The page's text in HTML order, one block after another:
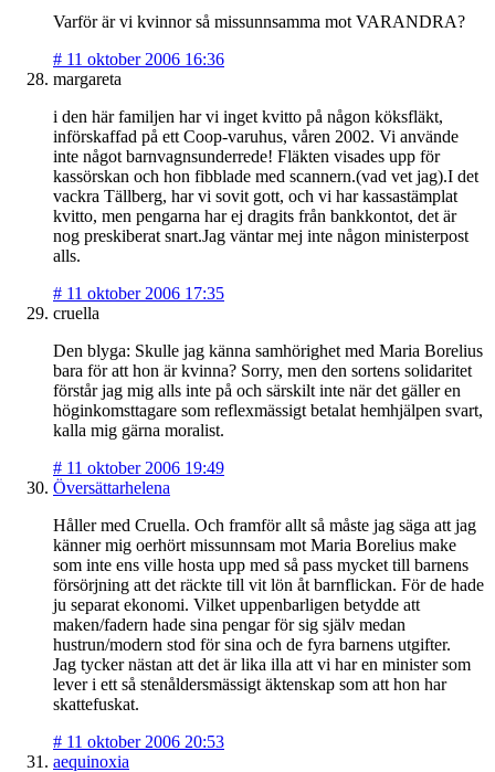
Varför är vi kvinnor så missunnsamma mot VARANDRA?
# 11 oktober 2006 16:36
margareta
i den här familjen har vi inget kvitto på någon köksfläkt,
införskaffad på ett Coop-varuhus, våren 2002. Vi använde
inte något barnvagnsunderrede! Fläkten visades upp för
kassörskan och hon fibblade med scannern.(vad vet jag).I det
vackra Tällberg, har vi sovit gott, och vi har kassastämplat
kvitto, men pengarna har ej dragits från bankkontot, det är
nog preskiberat snart.Jag väntar mej inte någon ministerpost
alls.
# 11 oktober 2006 17:35
cruella
Den blyga: Skulle jag känna samhörighet med Maria Borelius
bara för att hon är kvinna? Sorry, men den sortens solidaritet
förstår jag mig alls inte på och särskilt inte när det gäller en
höginkomsttagare som reflexmässigt betalat hemhjälpen svart,
kalla mig gärna moralist.
# 11 oktober 2006 19:49
Översättarhelena
Håller med Cruella. Och framför allt så måste jag säga att jag
känner mig oerhört missunnsam mot Maria Borelius make
som inte ens ville hosta upp med så pass mycket till barnens
försörjning att det räckte till vit lön åt barnflickan. För de hade
ju separat ekonomi. Vilket uppenbarligen betydde att
maken/fadern hade sina pengar för sig själv medan
hustrun/modern stod för sina och de fyra barnens utgifter.
Jag tycker nästan att det är lika illa att vi har en minister som
lever i ett så stenåldersmässigt äktenskap som att hon har
skattefuskat.
# 11 oktober 2006 20:53
aequinoxia